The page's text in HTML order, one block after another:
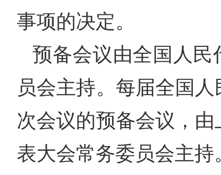
事项的决定。
预备会议由全国人民
员会主持。每届全国
次会议的预备会议，
表大会常务委员会主持